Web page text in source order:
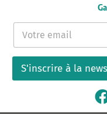
m
l
S'inscrire à la